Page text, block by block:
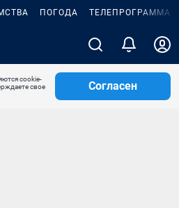
ПОГОДА ТЕЛЕПРОГРАММА
cookie-
свое
Согласен